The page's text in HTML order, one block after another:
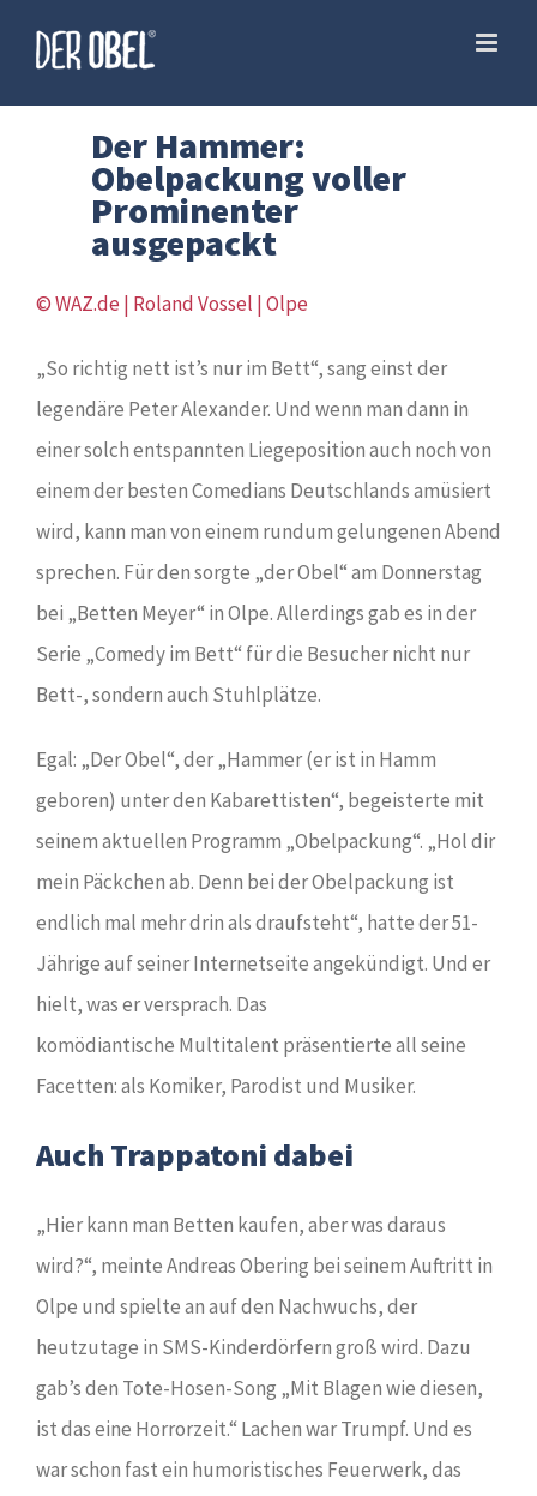
content
Der Hammer:
Obelpackung voller
Prominenter
ausgepackt
© WAZ.de | Roland Vossel | Olpe
„So richtig nett ist’s nur im Bett“, sang einst der
legendäre Peter Alexander. Und wenn man dann in
einer solch entspannten Liegeposition auch noch von
einem der besten Comedians Deutschlands amüsiert
wird, kann man von einem rundum gelungenen Abend
sprechen. Für den sorgte „der Obel“ am Donnerstag
bei „Betten Meyer“ in Olpe. Allerdings gab es in der
Serie „Comedy im Bett“ für die Besucher nicht nur
Bett-, sondern auch Stuhlplätze.
Egal: „Der Obel“, der „Hammer (er ist in Hamm
geboren) unter den Kabarettisten“, begeisterte mit
seinem aktuellen Programm „Obelpackung“. „Hol dir
mein Päckchen ab. Denn bei der Obelpackung ist
endlich mal mehr drin als draufsteht“, hatte der 51-
Jährige auf seiner Internetseite angekündigt. Und er
hielt, was er versprach. Das
komödiantische Multitalent präsentierte all seine
Facetten: als Komiker, Parodist und Musiker.
Auch Trappatoni dabei
„Hier kann man Betten kaufen, aber was daraus
wird?“, meinte Andreas Obering bei seinem Auftritt in
Olpe und spielte an auf den Nachwuchs, der
heutzutage in SMS-Kinderdörfern groß wird. Dazu
gab’s den Tote-Hosen-Song „Mit Blagen wie diesen,
ist das eine Horrorzeit.“ Lachen war Trumpf. Und es
war schon fast ein humoristisches Feuerwerk, das